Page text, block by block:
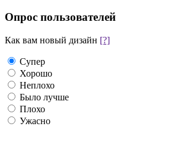
Опрос пользователей
Как вам новый дизайн [?]
Супер
Хорошо
Неплохо
Было лучше
Плохо
Ужасно